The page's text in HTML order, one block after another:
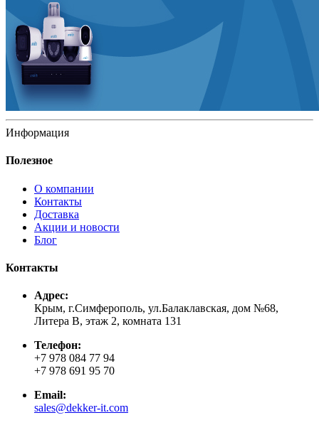
Информация
Полезное
О компании
Контакты
Доставка
Акции и новости
Блог
Контакты
Адрес:
Крым, г.Симферополь, ул.Балаклавская, дом №68,
Литера В, этаж 2, комната 131
Телефон:
+7 978 084 77 94
+7 978 691 95 70
Email:
sales@dekker-it.com